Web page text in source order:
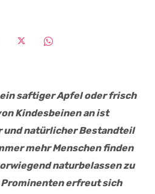
saftiger Apfel oder frisch
Kindesbeinen an ist
und natürlicher Bestandteil
mehr Menschen finden
naturbelassen zu
erfreut sich